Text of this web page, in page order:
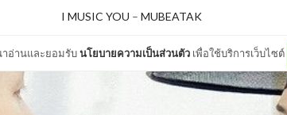
าอ่านและยอมรับนโยบายความเป็นส่วนตัว เพื่อใช้บริการเว็บไซต์
I MUSIC YOU – MUBEATAK